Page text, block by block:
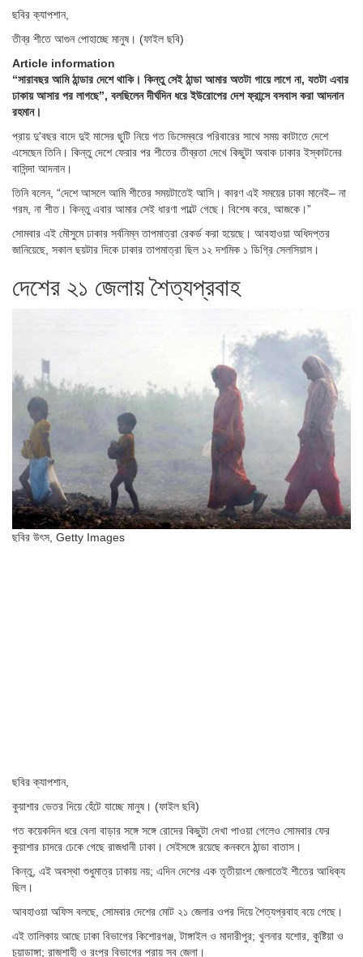
ছবির ক্যাপশান,
তীব্র শীতে আগুন পোহাচ্ছে মানুষ। (ফাইল ছবি)
Article information
“সারাবছর আমি ঠান্ডার দেশে থাকি। কিন্তু সেই ঠান্ডা আমার অতটা গায়ে লাগে না, যতটা এবার
ঢাকায় আসার পর লাগছে”, বলছিলেন দীর্ঘদিন ধরে ইউরোপের দেশ ফ্রান্সে বসবাস করা আদনান
রহমান।
প্রায় দু’বছর বাদে দুই মাসের ছুটি নিয়ে গত ডিসেম্বরে পরিবারের সাথে সময় কাটাতে দেশে
এসেছেন তিনি। কিন্তু দেশে ফেরার পর শীতের তীব্রতা দেখে কিছুটা অবাক ঢাকার ইস্কাটনের
বাসিন্দা আদনান।
তিনি বলেন, “দেশে আসলে আমি শীতের সময়টাতেই আসি। কারণ এই সময়ের ঢাকা মানেই– না
গরম, না শীত। কিন্তু এবার আমার সেই ধারণা পাল্টে গেছে। বিশেষ করে, আজকে।”
সোমবার এই মৌসুমে ঢাকার সর্বনিম্ন তাপমাত্রা রেকর্ড করা হয়েছে। আবহাওয়া অধিদপ্তর
জানিয়েছে, সকাল ছয়টার দিকে ঢাকার তাপমাত্রা ছিল ১২ দশমিক ১ ডিগ্রি সেলসিয়াস।
দেশের ২১ জেলায় শৈত্যপ্রবাহ
ছবির উৎস, Getty Images
ছবির ক্যাপশান,
কুয়াশার ভেতর দিয়ে হেঁটে যাচ্ছে মানুষ। (ফাইল ছবি)
গত কয়েকদিন ধরে বেলা বাড়ার সঙ্গে সঙ্গে রোদের কিছুটা দেখা পাওয়া গেলেও সোমবার ফের
কুয়াশার চাদরে ঢেকে গেছে রাজধানী ঢাকা। সেইসঙ্গে রয়েছে কনকনে ঠান্ডা বাতাস।
কিন্তু, এই অবস্থা শুধুমাত্র ঢাকায় নয়; এদিন দেশের এক তৃতীয়াংশ জেলাতেই শীতের আধিক্য
ছিল।
আবহাওয়া অফিস বলছে, সোমবার দেশের মোট ২১ জেলার ওপর দিয়ে শৈত্যপ্রবাহ বয়ে গেছে।
এই তালিকায় আছে ঢাকা বিভাগের কিশোরগঞ্জ, টাঙ্গাইল ও মাদারীপুর; খুলনার যশোর, কুষ্টিয়া ও
চুয়াডাঙ্গা; রাজশাহী ও রংপুর বিভাগের প্রায় সব জেলা।